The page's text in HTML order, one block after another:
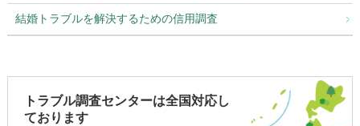
結婚トラブルを解決するための信用調査
トラブル調査センターは全国対応し
ております